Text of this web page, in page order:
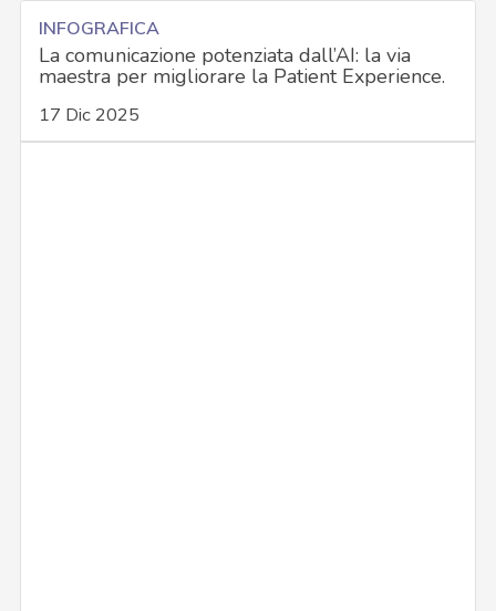
INFOGRAFICA
La comunicazione potenziata dall’AI: la via
maestra per migliorare la Patient Experience.
17 Dic 2025